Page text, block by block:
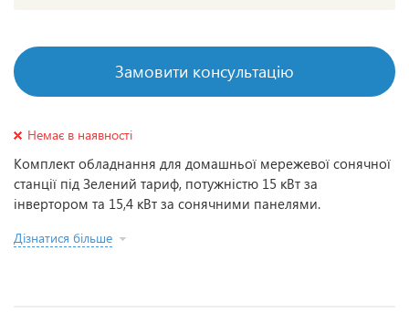
Немає в наявності
Комплект обладнання для домашньої мережевої сонячної
станції під Зелений тариф, потужністю 15 кВт за
інвертором та 15,4 кВт за сонячними панелями.
Дізнатися більше
Замовити консультацію